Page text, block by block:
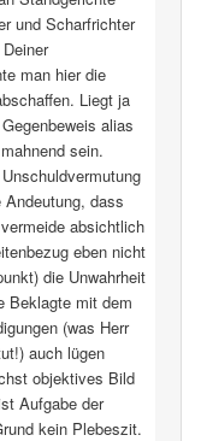
und Scharfrichter
man hier die
Liegt ja
alias
sein.
dass
absichtlich
eben nicht
die Unwahrheit
Beklagte mit dem
(was Herr
auch lügen
objektives Bild
Aufgabe der
kein Plebeszit.